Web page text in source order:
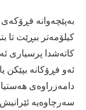
بەپێچەوانە
كیلۆمەتر ببڕێت تا
كاتەشدا پرسیاری
ئەو فڕۆكانە بپێكن
دامەزراوەی
سەرچاوەیە ئێرانیش